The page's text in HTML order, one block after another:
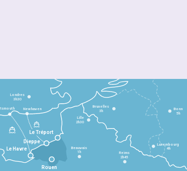
Le Havre
Dieppe
Le Tréport
Beauvais
1h Reims
2h45
Lille
2h30
Bruxelles
3h
Londres
3h30
Newhaven Bonn
5h
Luxembourg
4h
Rouen